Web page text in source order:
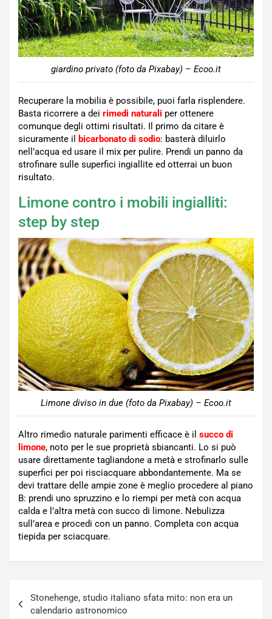
giardino privato (foto da Pixabay) – Ecoo.it
Recuperare la mobilia è possibile, puoi farla risplendere.
Basta ricorrere a dei rimedi naturali per ottenere
comunque degli ottimi risultati. Il primo da citare è
sicuramente il
bicarbonato di sodio: basterà diluirlo
nell’acqua ed usare il mix per pulire. Prendi un panno da
strofinare sulle superfici ingiallite ed otterrai un buon
risultato.
Limone contro i mobili ingialliti:
step by step
Limone diviso in due (foto da Pixabay) – Ecoo.it
Altro rimedio naturale parimenti efficace è il succo di
limone, noto per le sue proprietà sbiancanti. Lo si può
usare direttamente tagliandone a metà e strofinarlo sulle
superfici per poi risciacquare abbondantemente. Ma se
devi trattare delle ampie zone è meglio procedere al piano
B: prendi uno spruzzino e lo riempi per metà con acqua
calda e l’altra metà con succo di limone. Nebulizza
sull’area e procedi con un panno. Completa con acqua
tiepida per sciacquare.
articoli
Stonehenge, studio italiano sfata mito: non era un
calendario astronomico